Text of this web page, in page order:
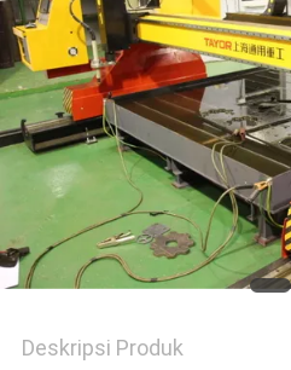
Deskripsi Produk